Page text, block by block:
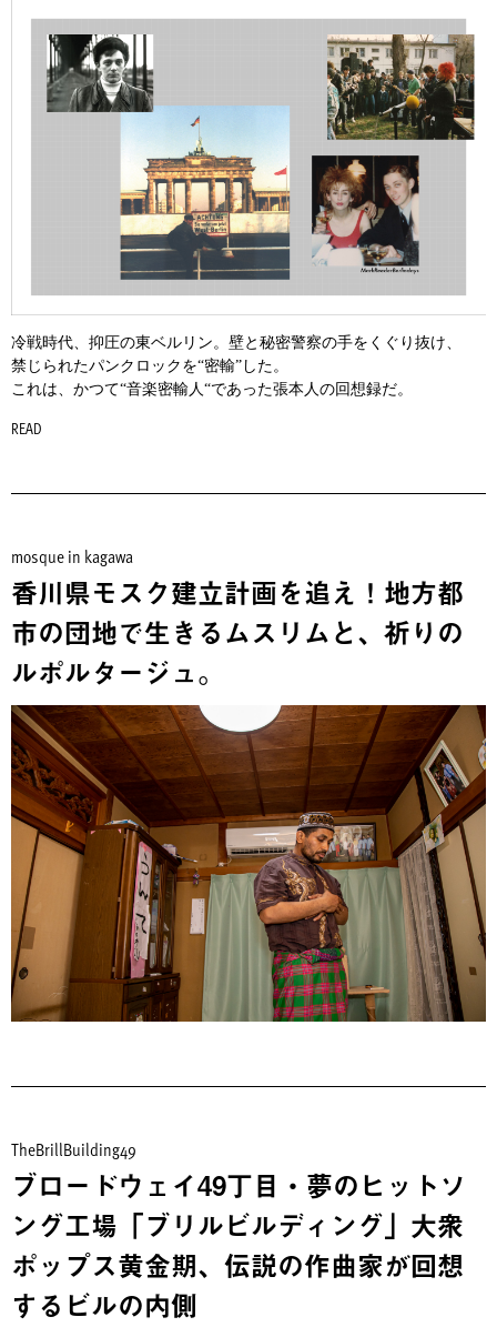
冷戦時代、抑圧の東ベルリン。壁と秘密警察の手をくぐり抜け、
禁じられたパンクロックを“密輸”した。
これは、かつて“音楽密輸人“であった張本人の回想録だ。
READ
mosque in kagawa
香川県モスク建立計画を追え！地方都
市の団地で生きるムスリムと、祈りの
ルポルタージュ。
TheBrillBuilding49
ブロードウェイ49丁目・夢のヒットソ
ング工場「ブリルビルディング」大衆
ポップス黄金期、伝説の作曲家が回想
するビルの内側